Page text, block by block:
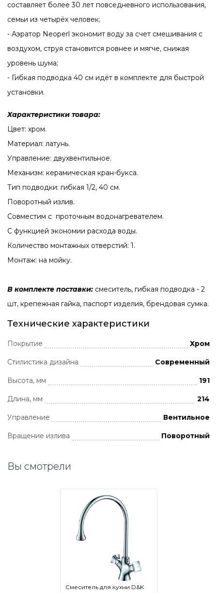
составляет более 30 лет повседневного использования,
семьи из четырёх человек;
- Аэратор Neoperl экономит воду за счет смешивания с
воздухом, струя становится ровнее и мягче, снижая
уровень шума;
- Гибкая подводка 40 см идёт в комплекте для быстрой
установки.
Характеристики товара:
Цвет: хром.
Материал: латунь.
Управление: двухвентильное.
Механизм: керамическая кран-букса.
Тип подводки: гибкая 1/2, 40 см.
Поворотный излив.
Совместим с проточным водонагревателем.
С функцией экономии расхода воды.
Количество монтажных отверстий: 1.
Монтаж: на мойку.
В комплекте поставки: смеситель, гибкая подводка - 2
шт, крепежная гайка, паспорт изделия, брендовая сумка.
Технические характеристики
Покрытие Хром
Стилистика дизайна Современный
Высота, мм 191
Длина, мм 214
Управление Вентильное
Вращение излива Поворотный
Вы смотрели
Смеситель для кухни D&K